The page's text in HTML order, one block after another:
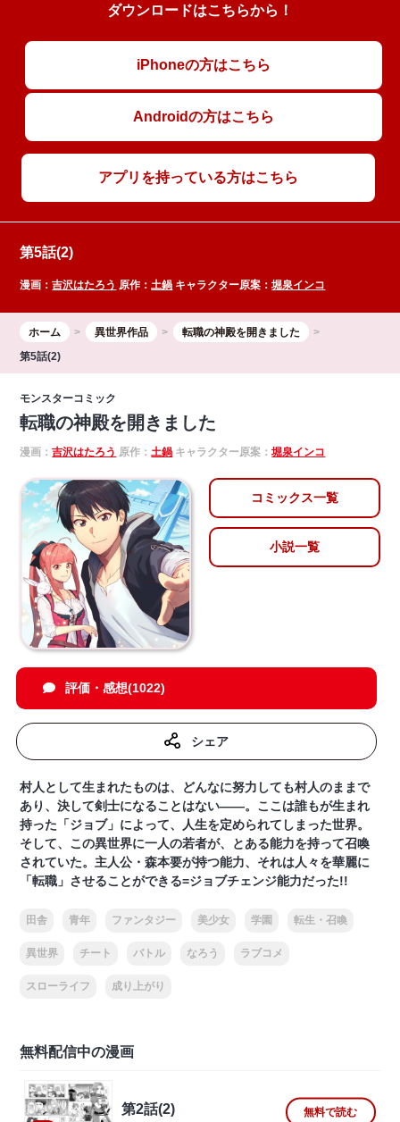
ダウンロードはこちらから！
iPhoneの方はこちら
Androidの方はこちら
アプリを持っている方はこちら
第5話(2)
漫画：吉沢はたろう 原作：土鍋 キャラクター原案：堀泉インコ
ホーム 異世界作品
転職の神殿を開きました
第5話(2)
モンスターコミック
転職の神殿を開きました
漫画：吉沢はたろう 原作：土鍋 キャラクター原案：堀泉インコ
コミックス一覧
小説一覧
評価・感想(1022)
シェア
村人として生まれたものは、どんなに努力しても村人のままで
あり、決して剣士になることはない――。ここは誰もが生まれ
持った「ジョブ」によって、人生を定められてしまった世界。
そして、この異世界に一人の若者が、とある能力を持って召喚
されていた。主人公・森本要が持つ能力、それは人々を華麗に
「転職」させることができる=ジョブチェンジ能力だった!!
田舎 青年 ファンタジー 美少女 学園 転生・召喚
異世界 チート バトル なろう ラブコメ
スローライフ 成り上がり
無料配信中の漫画
第2話(2) 無料で読む